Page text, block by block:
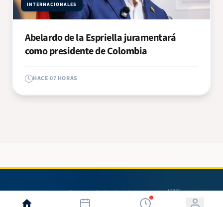
INTERNACIONALES
Abelardo de la Espriella juramentará
como presidente de Colombia
HACE 07 HORAS
© 2026 Radio 580. Todos los derechos reservados. 🇳🇮